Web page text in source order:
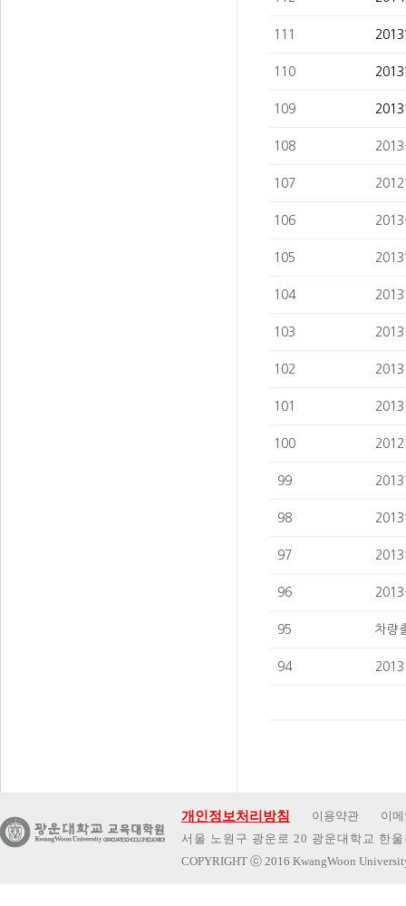
111 2013
110 2013
109 2013
108
107 2012
106
105 2013
104 2013
103 2013
102 2013
101 2013
100 2012
99 2013
98 2013
97 2013
96
95 차량
94 2013
개인정보처리방침 이용약관
이
서울 노원구 광운로 20 광운대학교 한
COPYRIGHT ⓒ 2016 KwangWoon